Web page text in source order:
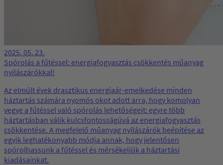
2025. 05. 23.
Spórolás a fűtéssel: energiafogyasztás csökkentés műanyag
nyílászárókkal!
Az elmúlt évek drasztikus energiaár-emelkedése minden
háztartás számára nyomós okot adott arra, hogy komolyan
vegye a fűtéssel való spórolás lehetőségeit: egyre több
háztartásban válik kulcsfontosságúvá az energiafogyasztás
csökkentése. A megfelelő műanyag nyílászárók beépítése az
egyik leghatékonyabb módja annak, hogy jelentősen
spórolhassunk a fűtéssel és mérsékeljük a háztartási
kiadásainkat.